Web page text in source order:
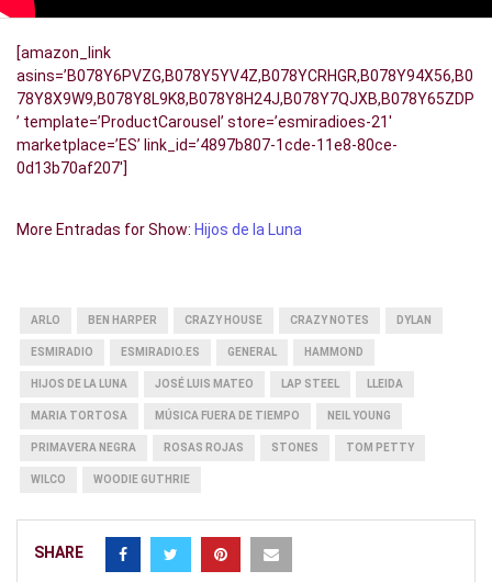
[amazon_link
asins=’B078Y6PVZG,B078Y5YV4Z,B078YCRHGR,B078Y94X56,B0
78Y8X9W9,B078Y8L9K8,B078Y8H24J,B078Y7QJXB,B078Y65ZDP
’ template=’ProductCarousel’ store=’esmiradioes-21′
marketplace=’ES’ link_id=’4897b807-1cde-11e8-80ce-
0d13b70af207′]
More Entradas for Show: Hijos de la Luna
ARLO BEN HARPER CRAZY HOUSE CRAZY NOTES DYLAN
ESMIRADIO ESMIRADIO.ES GENERAL HAMMOND
HIJOS DE LA LUNA JOSÉ LUIS MATEO LAP STEEL LLEIDA
MARIA TORTOSA MÚSICA FUERA DE TIEMPO NEIL YOUNG
PRIMAVERA NEGRA ROSAS ROJAS STONES TOM PETTY
WILCO WOODIE GUTHRIE
SHARE